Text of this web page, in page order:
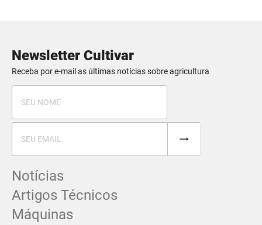
Newsletter Cultivar
Receba por e-mail as últimas notícias sobre agricultura
Notícias
Artigos Técnicos
Máquinas